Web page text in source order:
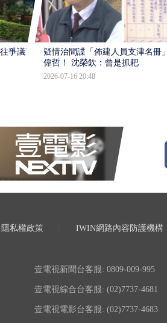
爭議遭
疑情治間諜「佈建人員支津名冊
偉哲！ 沈榮欽：曾是抓耙
2026-07-16 20:48
隱私權政策 IWIN網路內容防護機構
壹電視新聞台客服: 0809-009-995
壹電視綜合台客服: (02)7737-4681
壹電視電影台客服: (02)7737-4683